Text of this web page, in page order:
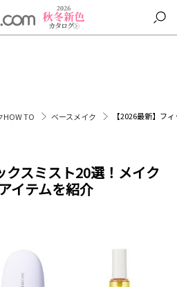
HOW TO ベースメイク 【2026最新】フ
クスミスト20選！メイク
イテムを紹介